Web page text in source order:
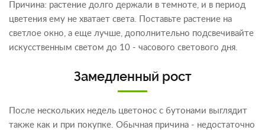
Причина: растение долго держали в темноте, и в период
цветения ему не хватает света. Поставьте растение на
светлое окно, а еще лучше, дополнительно подсвечивайте
искусственным светом до 10 - часового светового дня.
Замедленный рост
После нескольких недель цветонос с бутонами выглядит
также как и при покупке. Обычная причина - недостаточно